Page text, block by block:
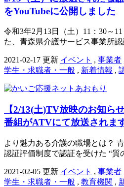
をYouTubeに公開しました
令和3年2月13日（土）11：30～
た、青森県介護サービス事業所
2021-02-17 更新 イベント , 事業者
学生・求職者・一般 , 新着情報 ,
【2/13(土)TV放映のお知ら
番組がATVにて放送されま
より魅力ある介護の職場とは？
認証評価制度で認証を受けた “
2021-02-05 更新 イベント , 事業者
学生・求職者・一般 , 教育機関 ,